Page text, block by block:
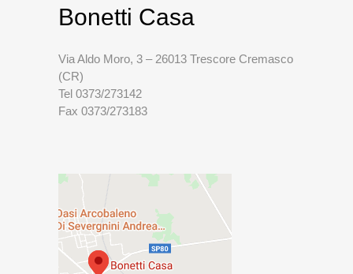
Bonetti Casa
Via Aldo Moro, 3 – 26013 Trescore Cremasco
(CR)
Tel 0373/273142
Fax 0373/273183